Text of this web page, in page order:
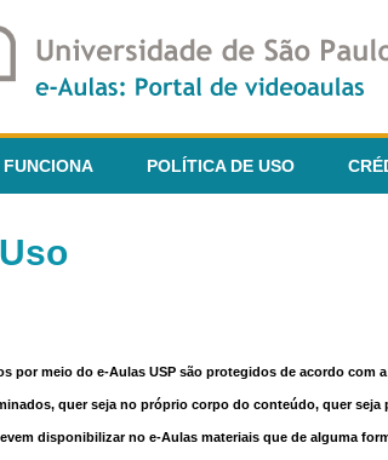
POLÍTICA DE USO
por meio do e-Aulas USP são protegidos de acordo com a
quer seja no próprio corpo do conteúdo, quer
disponibilizar no e-Aulas materiais que de alguma